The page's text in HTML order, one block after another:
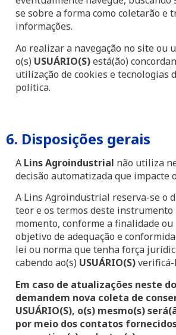
se sobre a forma como coletarão e
informações.
Ao realizar a navegação no site ou
o(s) USUÁRIO(S)está(ão)
utilização de cookies e tecnologias
política.
6. Disposições gerais
A Lins Agroindustrial não utiliza
decisão automatizada que impacte
A Lins Agroindustrial reserva-se o
teor e os termos deste instrumento
momento, conforme a finalidade ou
objetivo de adequação e
lei ou norma que tenha força
cabendo ao(s) USUÁRIO(S)
Em caso de atualizações neste
demandem nova coleta de
USUÁRIO(S), o(s) mesmo(s)
por meio dos contatos